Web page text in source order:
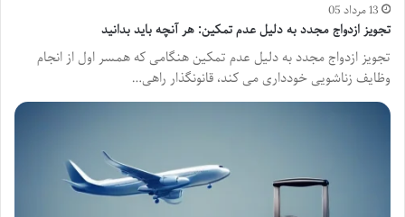
13 مرداد 05
تجویز ازدواج مجدد به دلیل عدم تمکین: هر آنچه باید بدانید
تجویز ازدواج مجدد به دلیل عدم تمکین هنگامی که همسر اول از انجام
وظایف زناشویی خودداری می کند، قانونگذار راهی…